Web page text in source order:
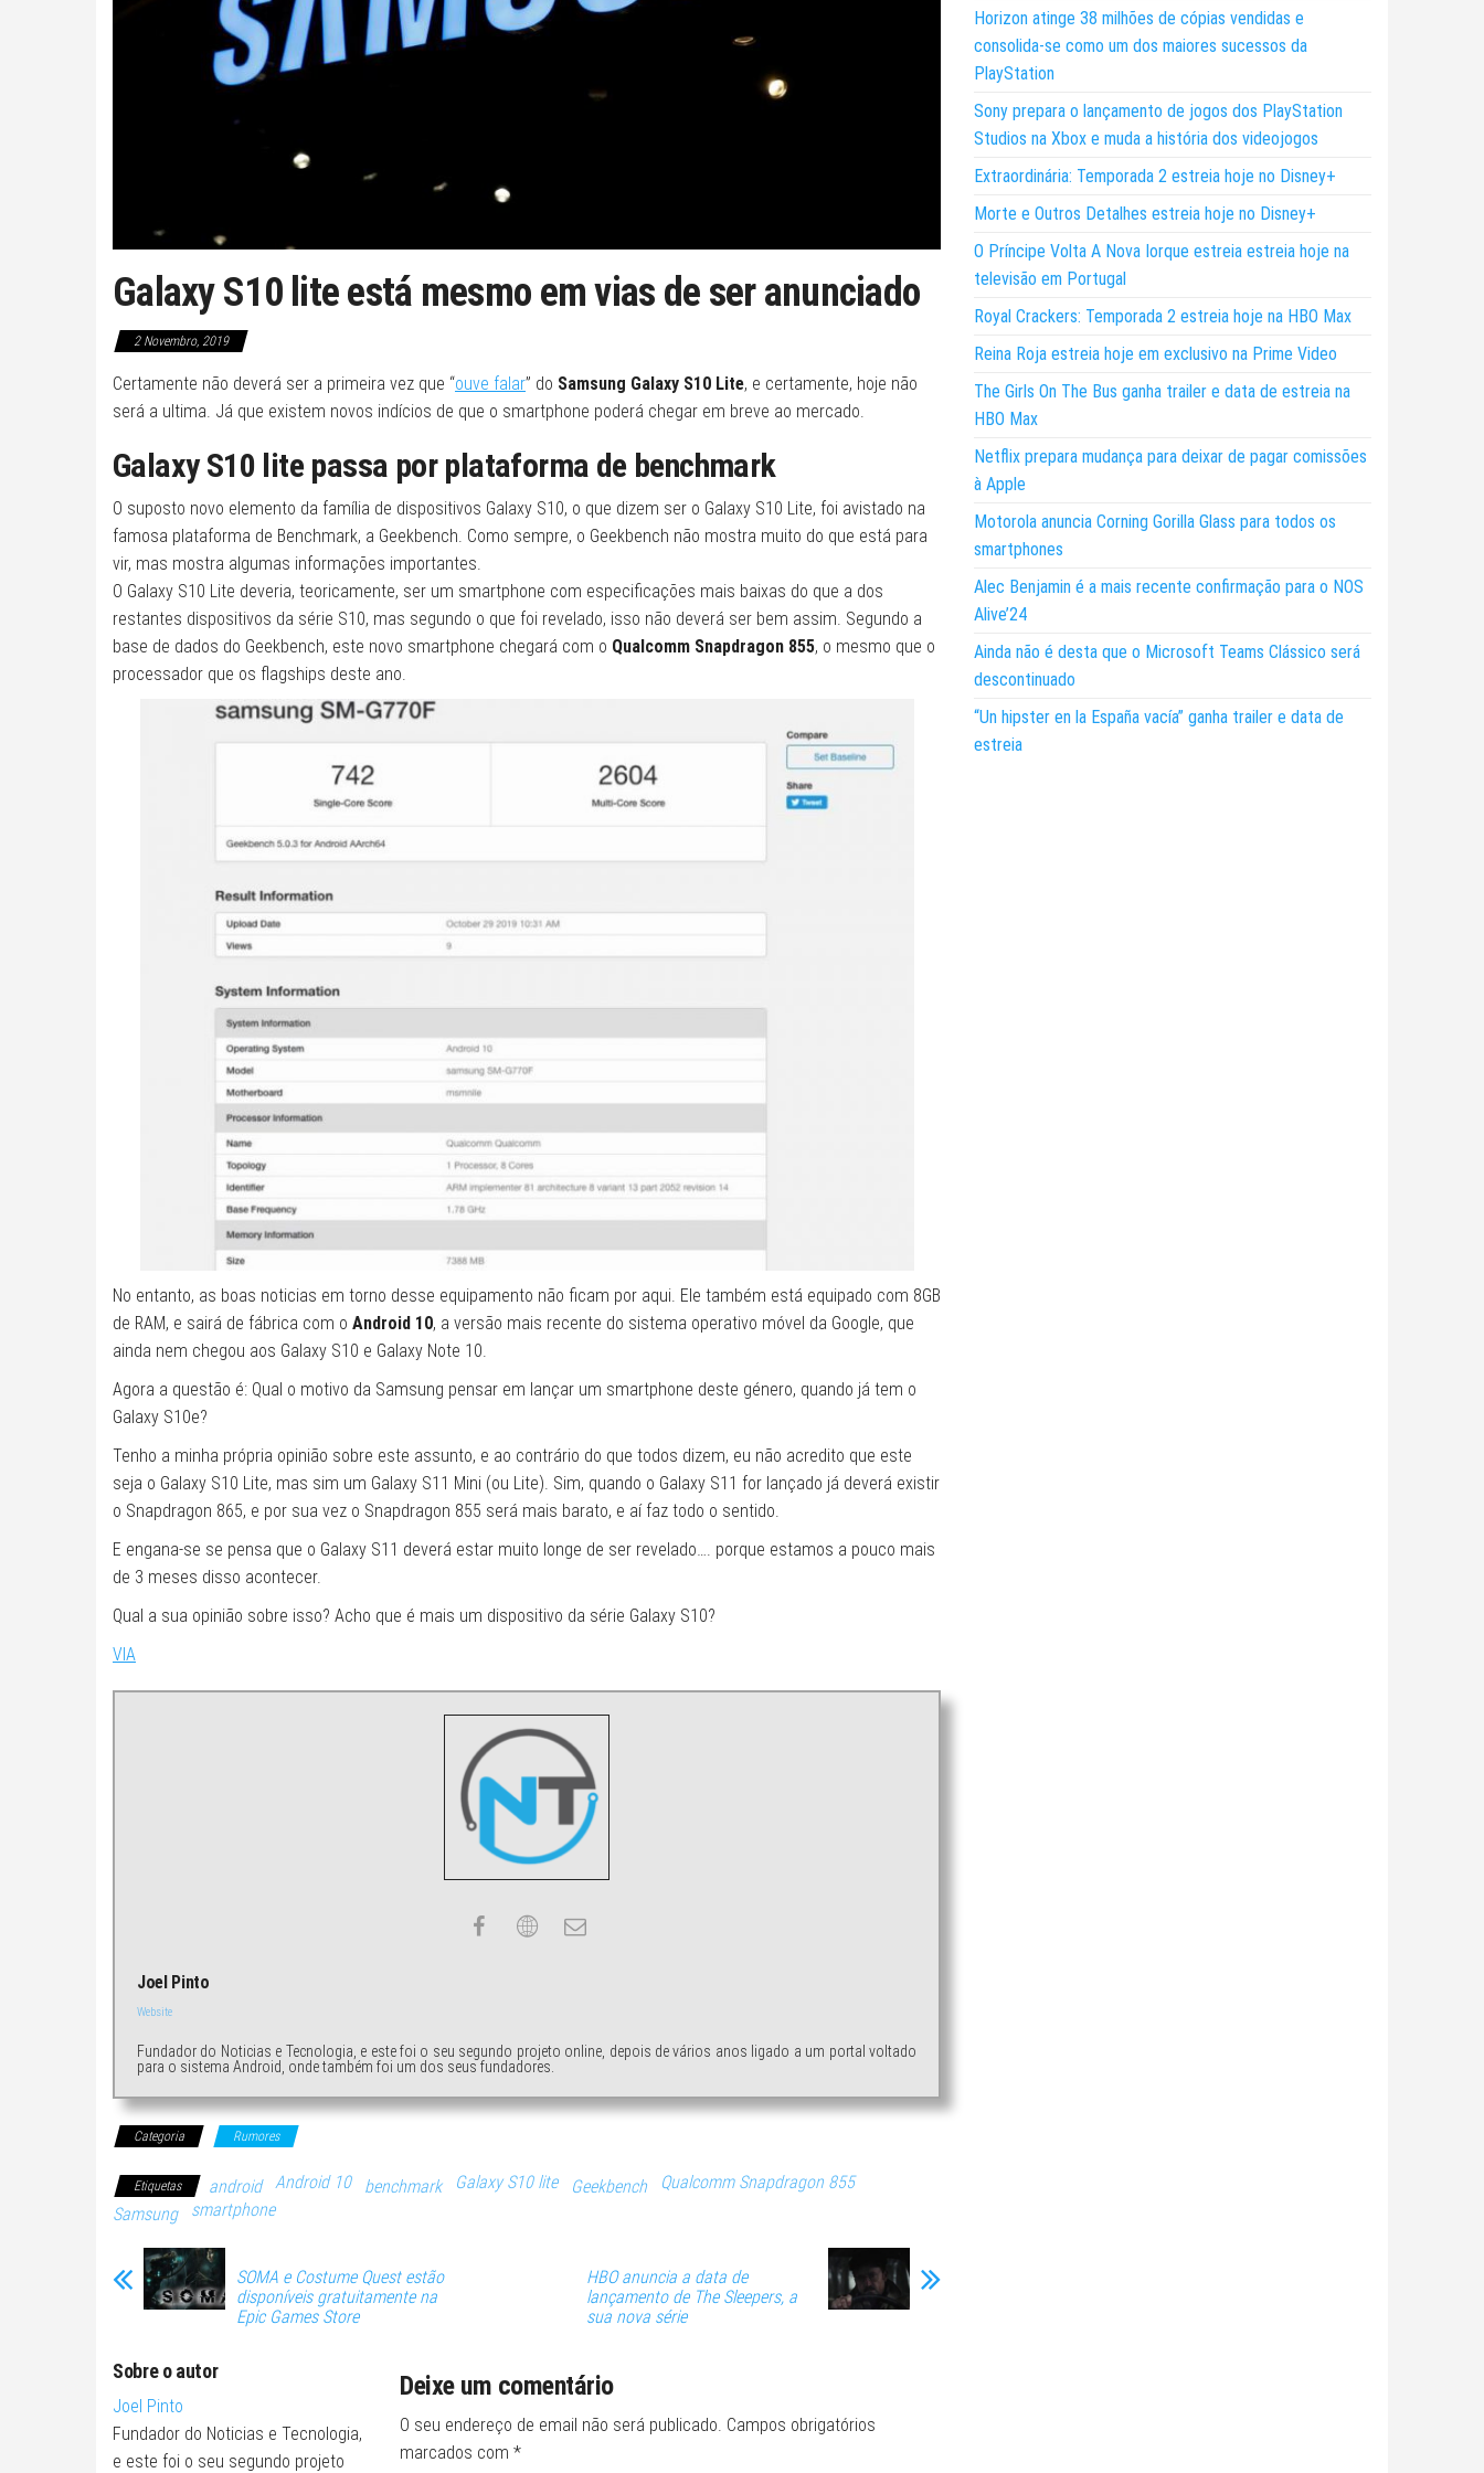
Galaxy S10 lite está mesmo em vias de ser anunciado
2 Novembro, 2019
Certamente não deverá ser a primeira vez que “ouve falar” do Samsung Galaxy S10 Lite, e certamente, hoje não
será a ultima. Já que existem novos indícios de que o smartphone poderá chegar em breve ao mercado.
Galaxy S10 lite passa por plataforma de benchmark
O suposto novo elemento da família de dispositivos Galaxy S10, o que dizem ser o Galaxy S10 Lite, foi avistado na
famosa plataforma de Benchmark, a Geekbench. Como sempre, o Geekbench não mostra muito do que está para
vir, mas mostra algumas informações importantes.
O Galaxy S10 Lite deveria, teoricamente, ser um smartphone com especificações mais baixas do que a dos
restantes dispositivos da série S10, mas segundo o que foi revelado, isso não deverá ser bem assim. Segundo a
base de dados do Geekbench, este novo smartphone chegará com o Qualcomm Snapdragon 855, o mesmo que o
processador que os flagships deste ano.
No entanto, as boas noticias em torno desse equipamento não ficam por aqui. Ele também está equipado com 8GB
de RAM, e sairá de fábrica com o Android 10, a versão mais recente do sistema operativo móvel da Google, que
ainda nem chegou aos Galaxy S10 e Galaxy Note 10.
Agora a questão é: Qual o motivo da Samsung pensar em lançar um smartphone deste género, quando já tem o
Galaxy S10e?
Tenho a minha própria opinião sobre este assunto, e ao contrário do que todos dizem, eu não acredito que este
seja o Galaxy S10 Lite, mas sim um Galaxy S11 Mini (ou Lite). Sim, quando o Galaxy S11 for lançado já deverá existir
o Snapdragon 865, e por sua vez o Snapdragon 855 será mais barato, e aí faz todo o sentido.
E engana-se se pensa que o Galaxy S11 deverá estar muito longe de ser revelado…. porque estamos a pouco mais
de 3 meses disso acontecer.
Qual a sua opinião sobre isso? Acho que é mais um dispositivo da série Galaxy S10?
VIA
Joel Pinto
Website
Fundador do Noticias e Tecnologia, e este foi o seu segundo projeto online, depois de vários anos ligado a um portal voltado
para o sistema Android, onde também foi um dos seus fundadores.
Categoria Rumores
Etiquetas android Android 10 benchmark Galaxy S10 lite Geekbench
Qualcomm Snapdragon 855
Samsung
smartphone
SOMA e Costume Quest estão
disponíveis gratuitamente na
Epic Games Store
HBO anuncia a data de
lançamento de The Sleepers, a
sua nova série
Sobre o autor
Joel Pinto
Fundador do Noticias e Tecnologia,
e este foi o seu segundo projeto
Deixe um comentário
O seu endereço de email não será publicado. Campos obrigatórios
marcados com *
Horizon atinge 38 milhões de cópias vendidas e
consolida-se como um dos maiores sucessos da
PlayStation
Sony prepara o lançamento de jogos dos PlayStation
Studios na Xbox e muda a história dos videojogos
Extraordinária: Temporada 2 estreia hoje no Disney+
Morte e Outros Detalhes estreia hoje no Disney+
O Príncipe Volta A Nova Iorque estreia estreia hoje na
televisão em Portugal
Royal Crackers: Temporada 2 estreia hoje na HBO Max
Reina Roja estreia hoje em exclusivo na Prime Video
The Girls On The Bus ganha trailer e data de estreia na
HBO Max
Netflix prepara mudança para deixar de pagar comissões
à Apple
Motorola anuncia Corning Gorilla Glass para todos os
smartphones
Alec Benjamin é a mais recente confirmação para o NOS
Alive’24
Ainda não é desta que o Microsoft Teams Clássico será
descontinuado
“Un hipster en la España vacía” ganha trailer e data de
estreia